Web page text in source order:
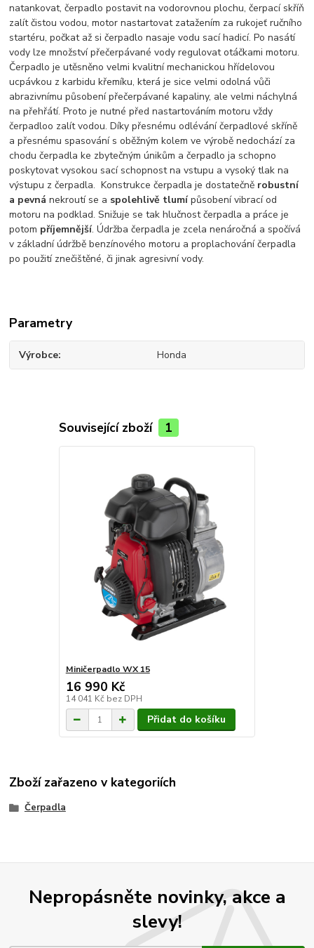
natankovat, čerpadlo postavit na vodorovnou plochu, čerpací skříň
zalít čistou vodou, motor nastartovat zatažením za rukojeť ručního
startéru, počkat až si čerpadlo nasaje vodu sací hadicí. Po nasátí
vody lze množství přečerpávané vody regulovat otáčkami motoru.
Čerpadlo je utěsněno velmi kvalitní mechanickou hřídelovou
ucpávkou z karbidu křemíku, která je sice velmi odolná vůči
abrazivnímu působení přečerpávané kapaliny, ale velmi náchylná
na přehřátí. Proto je nutné před nastartováním motoru vždy
čerpadloo zalít vodou. Díky přesnému odlévání čerpadlové skříně
a přesnému spasování s oběžným kolem ve výrobě nedochází za
chodu čerpadla ke zbytečným únikům a čerpadlo ja schopno
poskytovat vysokou sací schopnost na vstupu a vysoký tlak na
výstupu z čerpadla. Konstrukce čerpadla je dostatečně robustní
a pevná nekroutí se a spolehlivě tlumípůsobení vibrací od
motoru na podklad. Snižuje se tak hlučnost čerpadla a práce je
potom příjemnější. Údržba čerpadla je zcela nenáročná a spočívá
v základní údržbě benzínového motoru a proplachování čerpadla
po použití znečištěné, či jinak agresivní vody.
Parametry
Výrobce Honda
Související zboží 1
Miničerpadlo WX 15
16 990 Kč
14 041 Kč bez DPH
Přidat do košíku
Zboží zařazeno v kategoriích
Čerpadla
Nepropásněte novinky, akce a
slevy!